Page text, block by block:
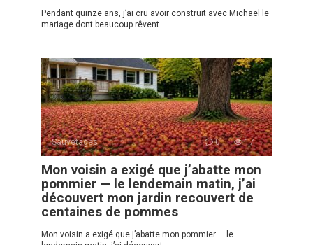
Pendant quinze ans, j’ai cru avoir construit avec Michael le
mariage dont beaucoup rêvent
Sauvetages 0 17
Mon voisin a exigé que j’abatte mon
pommier — le lendemain matin, j’ai
découvert mon jardin recouvert de
centaines de pommes
Mon voisin a exigé que j’abatte mon pommier — le